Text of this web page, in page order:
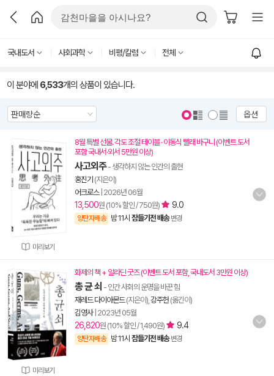
국내도서 사회과학 비평/칼럼 전체
이 분야에 6,533개의 상품이 있습니다.
옵션
미리보기
8월 특별 선물. 각도 조절 테이블 · 이동식 빨래 바구니 (이벤트 도서
포함 국내서·외서 5만원 이상)
사고외주- 생각하지 않는 인간의 출현
홍진기 (지은이)
어크로스| 2026년 06월
13,500원 (10% 할인 / 750원) 9.0
양탄자배송 밤 11시 잠들기전 배송 변경
미리보기
화제의 책 + 알라딘 굿즈 (이벤트 도서 포함, 국내도서 3만원 이상)
총 균 쇠 - 인간 사회의 운명을 바꾼 힘
재레드 다이아몬드(지은이), 강주헌 (옮긴이)
김영사| 2023년 05월
26,820원 (10% 할인 / 1,490원) 9.4
양탄자배송 밤 11시 잠들기전 배송 변경